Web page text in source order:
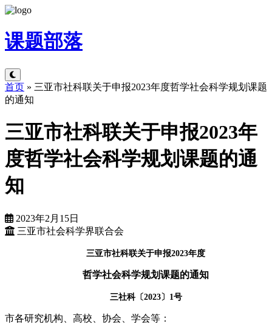
课题部落
首页 » 三亚市社科联关于申报2023年度哲学社会科学规划课题
的通知
三亚市社科联关于申报2023年
度哲学社会科学规划课题的通
知
2023年2月15日
三亚市社会科学界联合会
三亚市社科联关于申报2023年度
哲学社会科学规划课题的通知
三社科〔2023〕1号
市各研究机构、高校、协会、学会等：